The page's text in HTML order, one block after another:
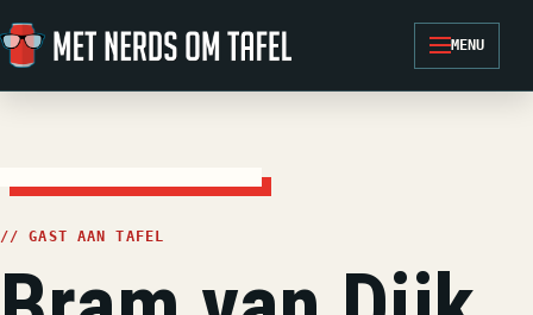
Ga naar de inhoud
MENU
// GAST AAN TAFEL